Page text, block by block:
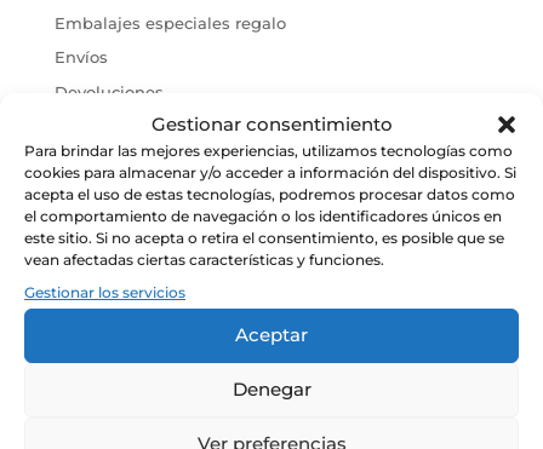
Gestionar consentimiento
Para brindar las mejores experiencias, utilizamos tecnologías como
cookies para almacenar y/o acceder a información del dispositivo. Si
acepta el uso de estas tecnologías, podremos procesar datos como
el comportamiento de navegación o los identificadores únicos en
este sitio. Si no acepta o retira el consentimiento, es posible que se
vean afectadas ciertas características y funciones.
Gestionar los servicios
Aceptar
Denegar
Ver preferencias
Embalajes especiales regalo
Envíos
Devoluciones
Política de cookies
Condiciones Generales de Venta
Aviso Legal